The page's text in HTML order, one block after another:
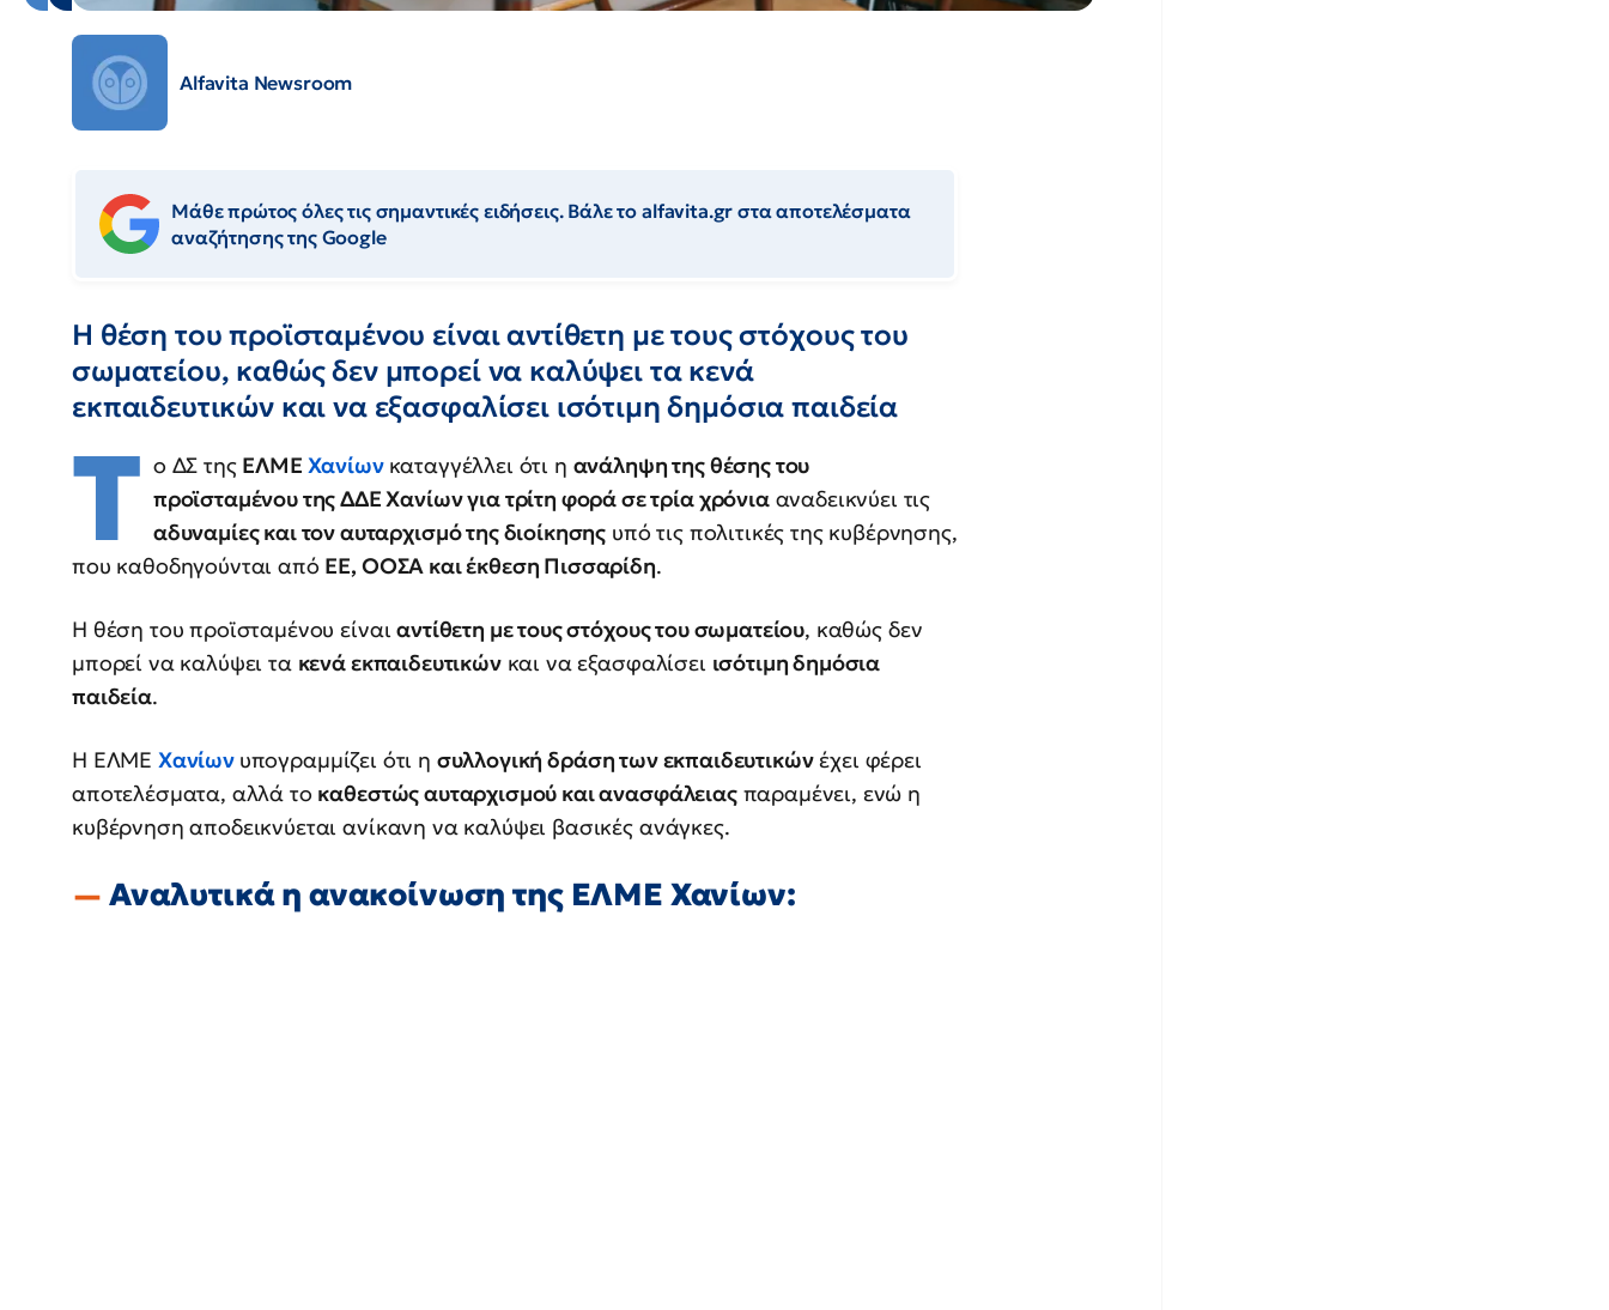
Alfavita Newsroom
Μάθε πρώτος όλες τις σημαντικές ειδήσεις. Βάλε το alfavita.gr στα αποτελέσματα
αναζήτησης της Google
Η θέση του προϊσταμένου είναι αντίθετη με τους στόχους του
σωματείου, καθώς δεν μπορεί να καλύψει τα κενά
εκπαιδευτικών και να εξασφαλίσει ισότιμη δημόσια παιδεία
Τ ο ΔΣ της ΕΛΜΕ Χανίων καταγγέλλει ότι η ανάληψη της θέσης του
προϊσταμένου της ΔΔΕ Χανίων για τρίτη φορά σε τρία χρόνιααναδεικνύει τις
αδυναμίες και τον αυταρχισμό της διοίκησης υπό τις πολιτικές της κυβέρνησης,
που καθοδηγούνται από ΕΕ, ΟΟΣΑ και έκθεση Πισσαρίδη.
Η θέση του προϊσταμένου είναιαντίθετη με τους στόχους του σωματείου, καθώς δεν
μπορεί να καλύψει τα κενά εκπαιδευτικώνκαι να εξασφαλίσει ισότιμη δημόσια
παιδεία.
Η ΕΛΜΕ Χανίων υπογραμμίζει ότι η συλλογική δράση των εκπαιδευτικώνέχει φέρει
αποτελέσματα, αλλά το καθεστώς αυταρχισμού και ανασφάλειαςπαραμένει, ενώ η
κυβέρνηση αποδεικνύεται ανίκανη να καλύψει βασικές ανάγκες.
Αναλυτικά η ανακοίνωση της ΕΛΜΕ Χανίων: